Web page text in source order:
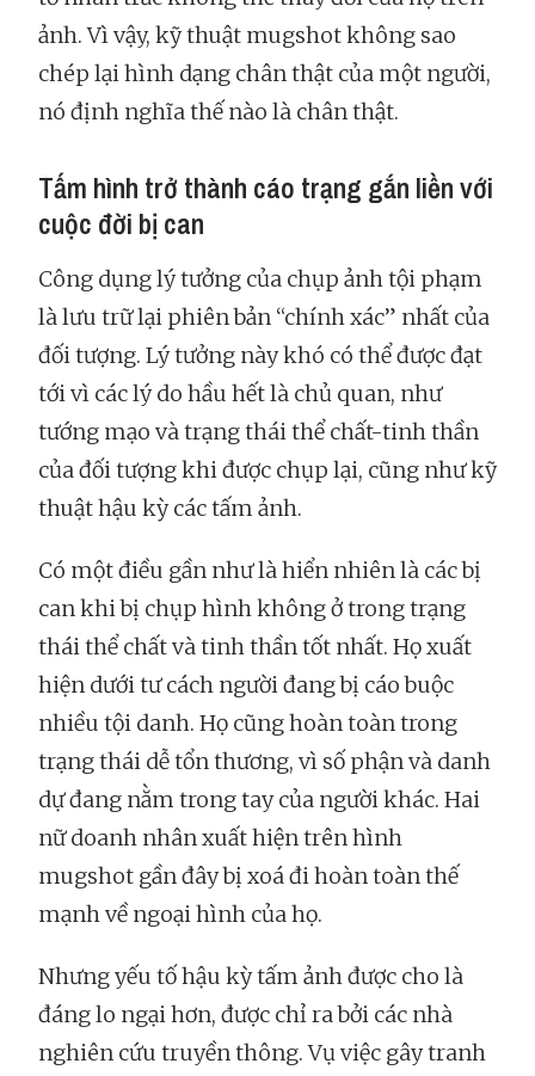
ảnh. Vì vậy, kỹ thuật mugshot không sao
chép lại hình dạng chân thật của một người,
nó định nghĩa thế nào là chân thật.
Tấm hình trở thành cáo trạng gắn liền với
cuộc đời bị can
Công dụng lý tưởng của chụp ảnh tội phạm
là lưu trữ lại phiên bản “chính xác” nhất của
đối tượng. Lý tưởng này khó có thể được đạt
tới vì các lý do hầu hết là chủ quan, như
tướng mạo và trạng thái thể chất-tinh thần
của đối tượng khi được chụp lại, cũng như kỹ
thuật hậu kỳ các tấm ảnh.
Có một điều gần như là hiển nhiên là các bị
can khi bị chụp hình không ở trong trạng
thái thể chất và tinh thần tốt nhất. Họ xuất
hiện dưới tư cách người đang bị cáo buộc
nhiều tội danh. Họ cũng hoàn toàn trong
trạng thái dễ tổn thương, vì số phận và danh
dự đang nằm trong tay của người khác. Hai
nữ doanh nhân xuất hiện trên hình
mugshot gần đây bị xoá đi hoàn toàn thế
mạnh về ngoại hình của họ.
Nhưng yếu tố hậu kỳ tấm ảnh được cho là
đáng lo ngại hơn, được chỉ ra bởi các nhà
nghiên cứu truyền thông. Vụ việc gây tranh